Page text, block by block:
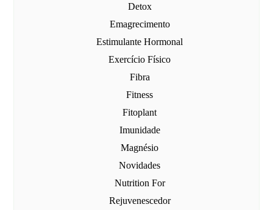
Detox
Emagrecimento
Estimulante Hormonal
Exercício Físico
Fibra
Fitness
Fitoplant
Imunidade
Magnésio
Novidades
Nutrition For
Rejuvenescedor